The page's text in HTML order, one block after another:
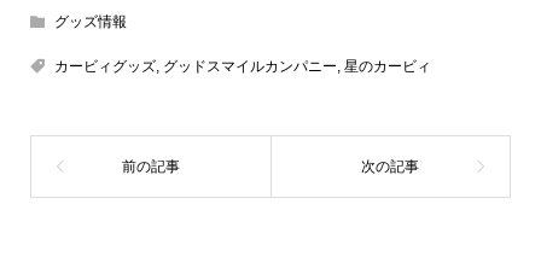
グッズ情報
カービィグッズ, グッドスマイルカンパニー, 星のカービィ